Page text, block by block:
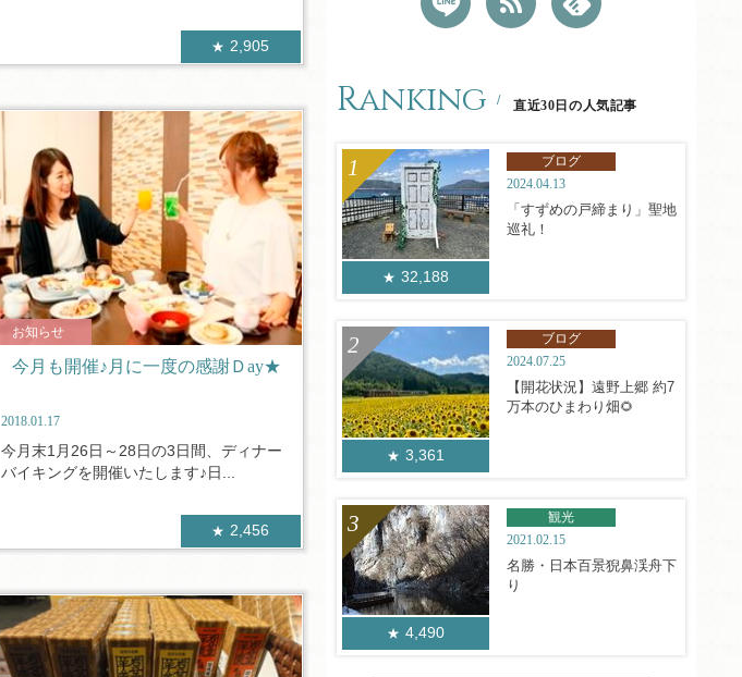
2,905
お知らせ
今月も開催♪月に一度の感謝Ｄay★
2018.01.17
今月末1月26日～28日の3日間、ディナー
バイキングを開催いたします♪日...
2,456
Ranking 直近30日の人気記事
32,188
ブログ
2024.04.13
「すずめの戸締まり」聖地
巡礼！
3,361
ブログ
2024.07.25
【開花状況】遠野上郷 約7
万本のひまわり畑🌻
4,490
観光
2021.02.15
名勝・日本百景猊鼻渓舟下
り